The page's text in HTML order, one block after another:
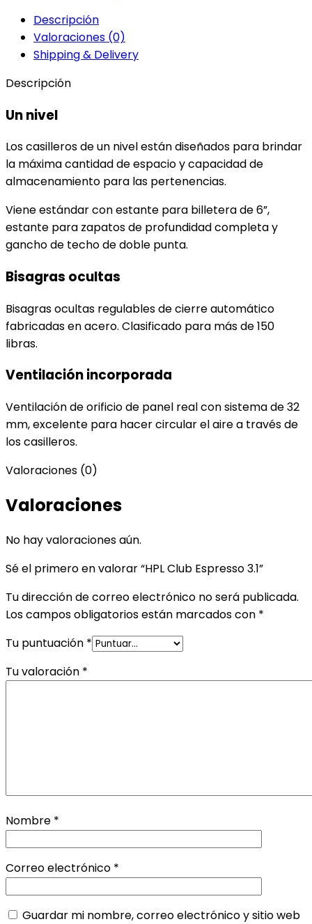
Descripción
Valoraciones (0)
Shipping & Delivery
Descripción
Un nivel
Los casilleros de un nivel están diseñados para brindar
la máxima cantidad de espacio y capacidad de
almacenamiento para las pertenencias.
Viene estándar con estante para billetera de 6”,
estante para zapatos de profundidad completa y
gancho de techo de doble punta.
Bisagras ocultas
Bisagras ocultas regulables de cierre automático
fabricadas en acero. Clasificado para más de 150
libras.
Ventilación incorporada
Ventilación de orificio de panel real con sistema de 32
mm, excelente para hacer circular el aire a través de
los casilleros.
Valoraciones (0)
Valoraciones
No hay valoraciones aún.
Sé el primero en valorar “HPL Club Espresso 3.1”
Tu dirección de correo electrónico no será publicada.
Los campos obligatorios están marcados con *
Tu puntuación *
Tu valoración *
Nombre *
Correo electrónico *
Guardar mi nombre, correo electrónico y sitio web